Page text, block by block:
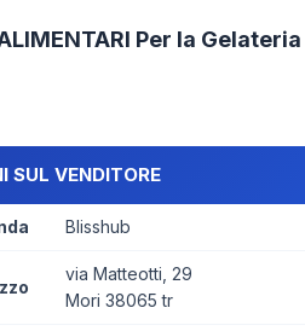
Per la Gelateria
SUL VENDITORE
Blisshub
via Matteotti, 29
Mori 38065 tr